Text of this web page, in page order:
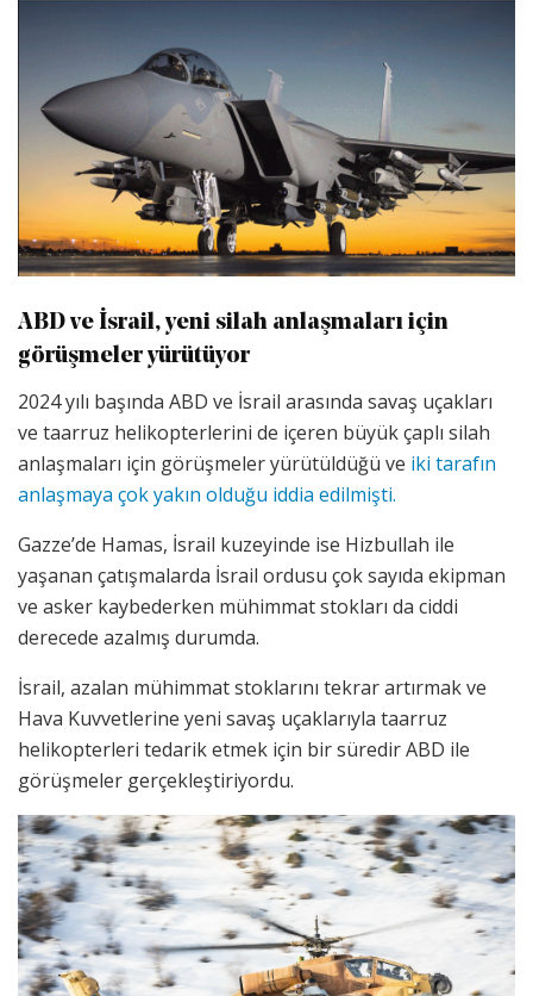
ABD ve İsrail, yeni silah anlaşmaları için
görüşmeler yürütüyor
2024 yılı başında ABD ve İsrail arasında savaş uçakları
ve taarruz helikopterlerini de içeren büyük çaplı silah
anlaşmaları için görüşmeler yürütüldüğü ve iki tarafın
anlaşmaya çok yakın olduğu iddia edilmişti.
Gazze’de Hamas, İsrail kuzeyinde ise Hizbullah ile
yaşanan çatışmalarda İsrail ordusu çok sayıda ekipman
ve asker kaybederken mühimmat stokları da ciddi
derecede azalmış durumda.
İsrail, azalan mühimmat stoklarını tekrar artırmak ve
Hava Kuvvetlerine yeni savaş uçaklarıyla taarruz
helikopterleri tedarik etmek için bir süredir ABD ile
görüşmeler gerçekleştiriyordu.